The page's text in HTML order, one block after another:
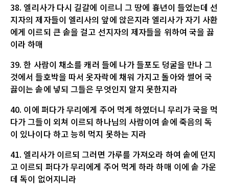
38. 엘리사가 다시 길갈에 이르니 그 땅에 흉년이 들었는데 선
지자의 제자들이 엘리사의 앞에 앉은지라 엘리사가 자기 사환
에게 이르되 큰 솥을 걸고 선지자의 제자들을 위하여 국을 끓
이라 하매
39. 한 사람이 채소를 캐러 들에 나가 들포도 덩굴을 만나 그
것에서 들호박을 따서 옷자락에 채워 가지고 돌아와 썰어 국
끓이는 솥에 넣되 그들은 무엇인지 알지 못한지라
40. 이에 퍼다가 무리에게 주어 먹게 하였더니 무리가 국을 먹
다가 그들이 외쳐 이르되 하나님의 사람이여 솥에 죽음의 독
이 있나이다 하고 능히 먹지 못하는 지라
41. 엘리사가 이르되 그러면 가루를 가져오라 하여 솥에 던지
고 이르되 퍼다가 무리에게 주어 먹게 하라 하매 이에 솥 가운
데 독이 없어지니라